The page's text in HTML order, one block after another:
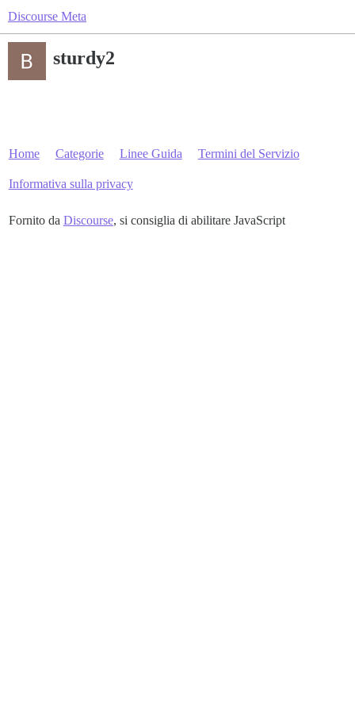
Discourse Meta
sturdy2
Home Categorie Linee Guida Termini del Servizio
Informativa sulla privacy
Fornito da Discourse, si consiglia di abilitare JavaScript